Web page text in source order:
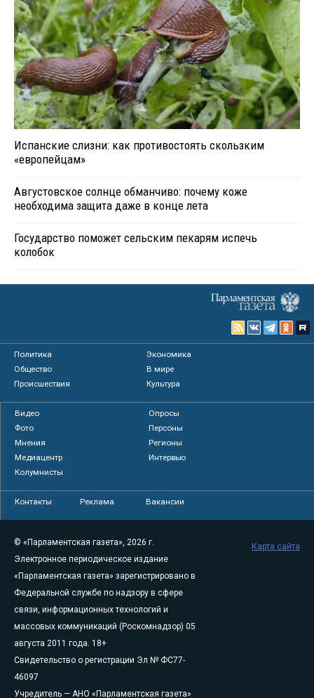
Испанские слизни: как противостоять скользким
«европейцам»
Августовское солнце обманчиво: почему коже
необходима защита даже в конце лета
Государство поможет сельским пекарям испечь
колобок
Политика
Экономика
Общество
В мире
Происшествия
Культура
Видео
Опросы
Фото
Персоны
Мнения
Регионы
Медиацентр
Интервью
Колумнисты
Контакты Реклама Вакансии
© «Парламентская газета», 2026 г.
Электронное периодическое издание
«Парламентская газета» зарегистрировано в
Федеральной службе по надзору в сфере
связи, информационных технологий и
массовых коммуникаций (Роскомнадзор) 05
августа 2011 года. 18+
Свидетельство о регистрации Эл № ФС77-
46097
Учредитель — АНО «Парламентская газета»
Карта сайта